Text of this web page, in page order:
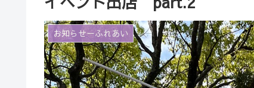
お知らせーふれあい